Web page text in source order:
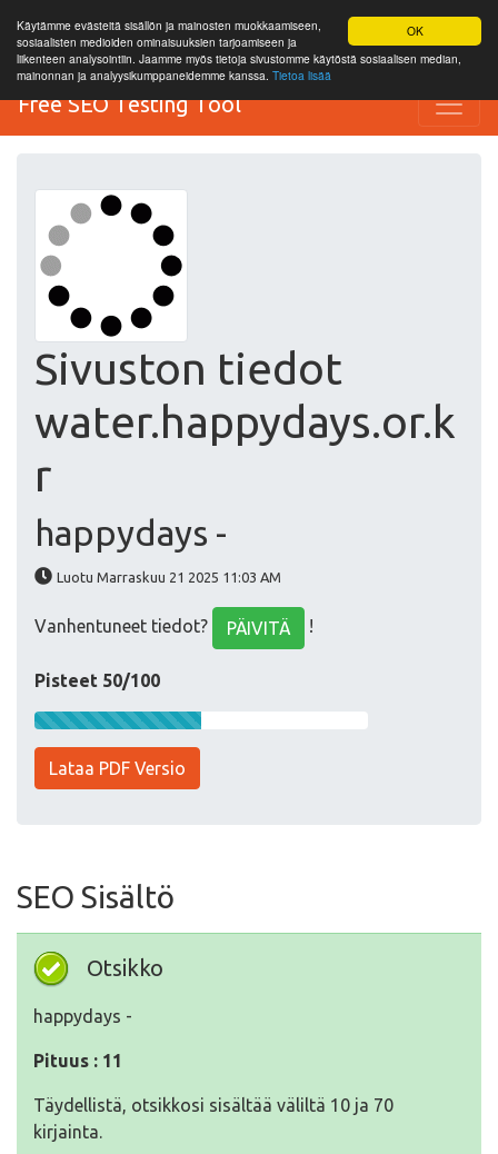
OK
Käytämme evästeitä sisällön ja mainosten muokkaamiseen,
sosiaalisten medioiden ominaisuuksien tarjoamiseen ja
liikenteen analysointiin. Jaamme myös tietoja sivustomme käytöstä sosiaalisen median,
mainonnan ja analyysikumppaneidemme kanssa. Tietoa lisää
Free SEO Testing Tool
Sivuston tiedot
water.happydays.or.k
r
happydays -
Luotu Marraskuu 21 2025 11:03 AM
Vanhentuneet tiedot? PÄIVITÄ !
Pisteet 50/100
Lataa PDF Versio
SEO Sisältö
Otsikko
happydays -
Pituus : 11
Täydellistä, otsikkosi sisältää väliltä 10 ja 70
kirjainta.